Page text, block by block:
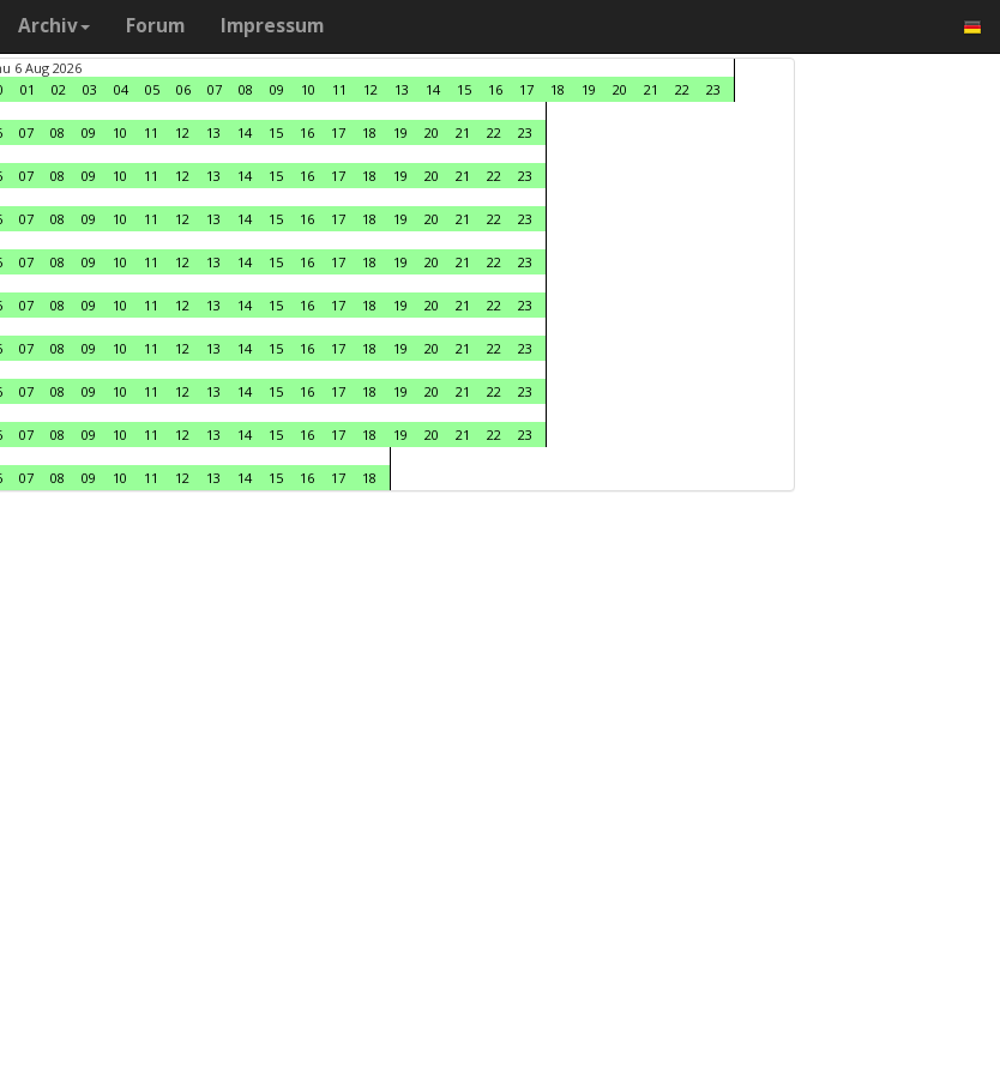
Archiv Forum Impressum
6 Aug 2026
01 02 03 04 05 06 07 08 09 10 11 12 13 14 15 16 17 18 19 20 21 22
23
07 08 09 10 11 12 13 14 15 16 17 18 19 20 21 22
23
07 08 09 10 11 12 13 14 15 16 17 18 19 20 21 22
23
07 08 09 10 11 12 13 14 15 16 17 18 19 20 21 22
23
07 08 09 10 11 12 13 14 15 16 17 18 19 20 21 22
23
07 08 09 10 11 12 13 14 15 16 17 18 19 20 21 22
23
07 08 09 10 11 12 13 14 15 16 17 18 19 20 21 22
23
07 08 09 10 11 12 13 14 15 16 17 18 19 20 21 22
23
07 08 09 10 11 12 13 14 15 16 17 18 19 20 21 22
23
07 08 09 10 11 12 13 14 15 16 17 18